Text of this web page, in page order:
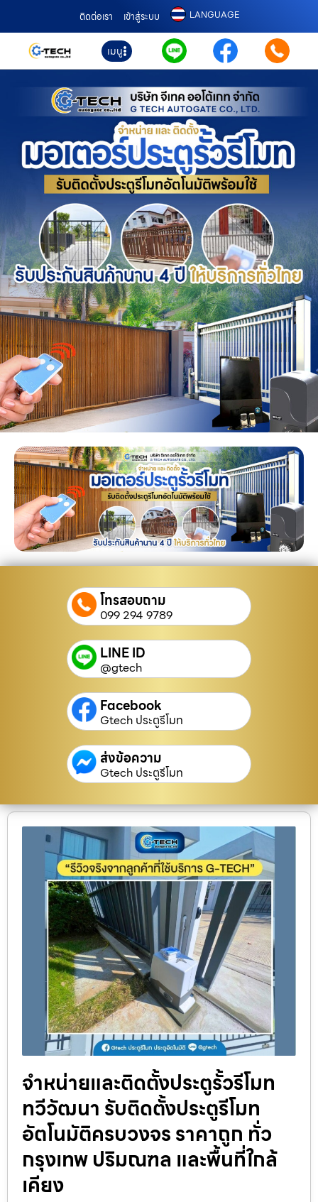
ติดต่อเรา เข้าสู่ระบบ LANGUAGE
เมนู
โทรสอบถาม
099 294 9789
LINE ID
@gtech
Facebook
Gtech ประตูรีโมท
ส่งข้อความ
Gtech ประตูรีโมท
จำหน่ายและติดตั้งประตูรั้วรีโมท
ทวีวัฒนา รับติดตั้งประตูรีโมท
อัตโนมัติครบวงจร ราคาถูก ทั่ว
กรุงเทพ ปริมณฑล และพื้นที่ใกล้
เคียง